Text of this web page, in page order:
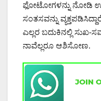
ಫೋಟೋಗಳನ್ನು ನೋಡಿ
ಸಂತಸವನ್ನು
ಎಲ್ಲರ ಬದುಕಿನಲ್ಲಿ ಸುಖ-
ನಾವೆಲ್ಲರೂ ಆಶಿಸೋಣ.